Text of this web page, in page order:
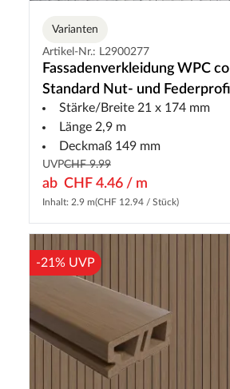
Varianten
Artikel-Nr.: L2900277
Fassadenverkleidung WPC
Standard Nut- und Federprofil
Stärke/Breite 21 x 174 mm
Länge 2,9 m
Deckmaß 149 mm
UVPCHF 9.99
ab CHF 4.46 / m
Inhalt: 2.9 m(CHF 12.94 / Stück)
-21% UVP